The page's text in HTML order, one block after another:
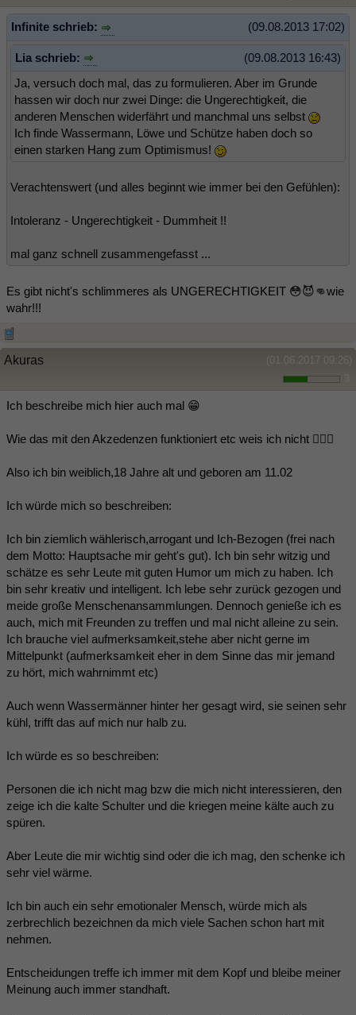
(09.08.2013 17:02)
Infinite schrieb:
(09.08.2013 16:43)
Lia schrieb:
Ja, versuch doch mal, das zu formulieren. Aber im Grunde
hassen wir doch nur zwei Dinge: die Ungerechtigkeit, die
anderen Menschen widerfährt und manchmal uns selbst
Ich finde Wassermann, Löwe und Schütze haben doch so
einen starken Hang zum Optimismus!
Verachtenswert (und alles beginnt wie immer bei den Gefühlen):
Intoleranz - Ungerechtigkeit - Dummheit !!
mal ganz schnell zusammengefasst ...
Es gibt nicht's schlimmeres als UNGERECHTIGKEIT 😳😈👊wie
wahr!!!
(01.06.2017 09:26)
Akuras
Ich beschreibe mich hier auch mal 😁
Wie das mit den Akzedenzen funktioniert etc weis ich nicht 🤷🏼‍♀️
Also ich bin weiblich,18 Jahre alt und geboren am 11.02
Ich würde mich so beschreiben:
Ich bin ziemlich wählerisch,arrogant und Ich-Bezogen (frei nach
dem Motto: Hauptsache mir geht's gut). Ich bin sehr witzig und
schätze es sehr Leute mit guten Humor um mich zu haben. Ich
bin sehr kreativ und intelligent. Ich lebe sehr zurück gezogen und
meide große Menschenansammlungen. Dennoch genieße ich es
auch, mich mit Freunden zu treffen und mal nicht alleine zu sein.
Ich brauche viel aufmerksamkeit,stehe aber nicht gerne im
Mittelpunkt (aufmerksamkeit eher in dem Sinne das mir jemand
zu hört, mich wahrnimmt etc)
Auch wenn Wassermänner hinter her gesagt wird, sie seinen sehr
kühl, trifft das auf mich nur halb zu.
Ich würde es so beschreiben:
Personen die ich nicht mag bzw die mich nicht interessieren, den
zeige ich die kalte Schulter und die kriegen meine kälte auch zu
spüren.
Aber Leute die mir wichtig sind oder die ich mag, den schenke ich
sehr viel wärme.
Ich bin auch ein sehr emotionaler Mensch, würde mich als
zerbrechlich bezeichnen da mich viele Sachen schon hart mit
nehmen.
Entscheidungen treffe ich immer mit dem Kopf und bleibe meiner
Meinung auch immer standhaft.